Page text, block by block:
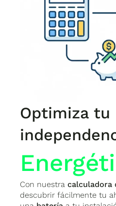
Optimiza tu
Con nuestra calculadora
descubrir fácilmente tu